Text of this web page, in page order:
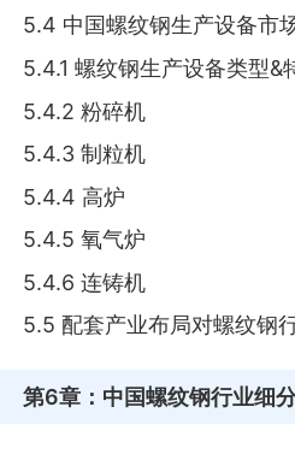
5.4 中国螺纹钢生产设备市
5.4.1 螺纹钢生产设备类型&
5.4.2 粉碎机
5.4.3 制粒机
5.4.4 高炉
5.4.5 氧气炉
5.4.6 连铸机
5.5 配套产业布局对螺纹钢
第6章 ：中国螺纹钢行业细